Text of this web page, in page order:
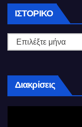
ΙΣΤΟΡΙΚΌ Ιστορικό
Διακρίσεις